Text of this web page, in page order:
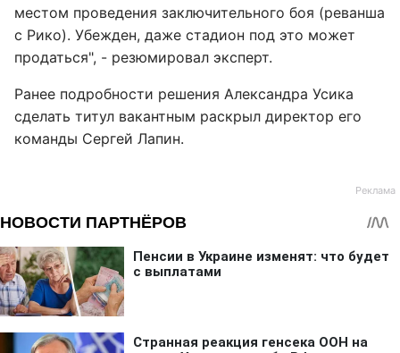
местом проведения заключительного боя (реванша
с Рико). Убежден, даже стадион под это может
продаться", - резюмировал эксперт.
Ранее подробности решения Александра Усика
сделать титул вакантным раскрыл директор его
команды Сергей Лапин.